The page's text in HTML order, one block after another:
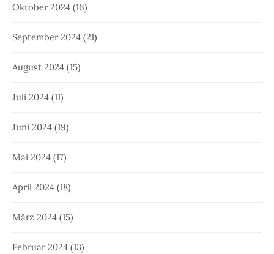
Oktober 2024 (16)
September 2024 (21)
August 2024 (15)
Juli 2024 (11)
Juni 2024 (19)
Mai 2024 (17)
April 2024 (18)
März 2024 (15)
Februar 2024 (13)